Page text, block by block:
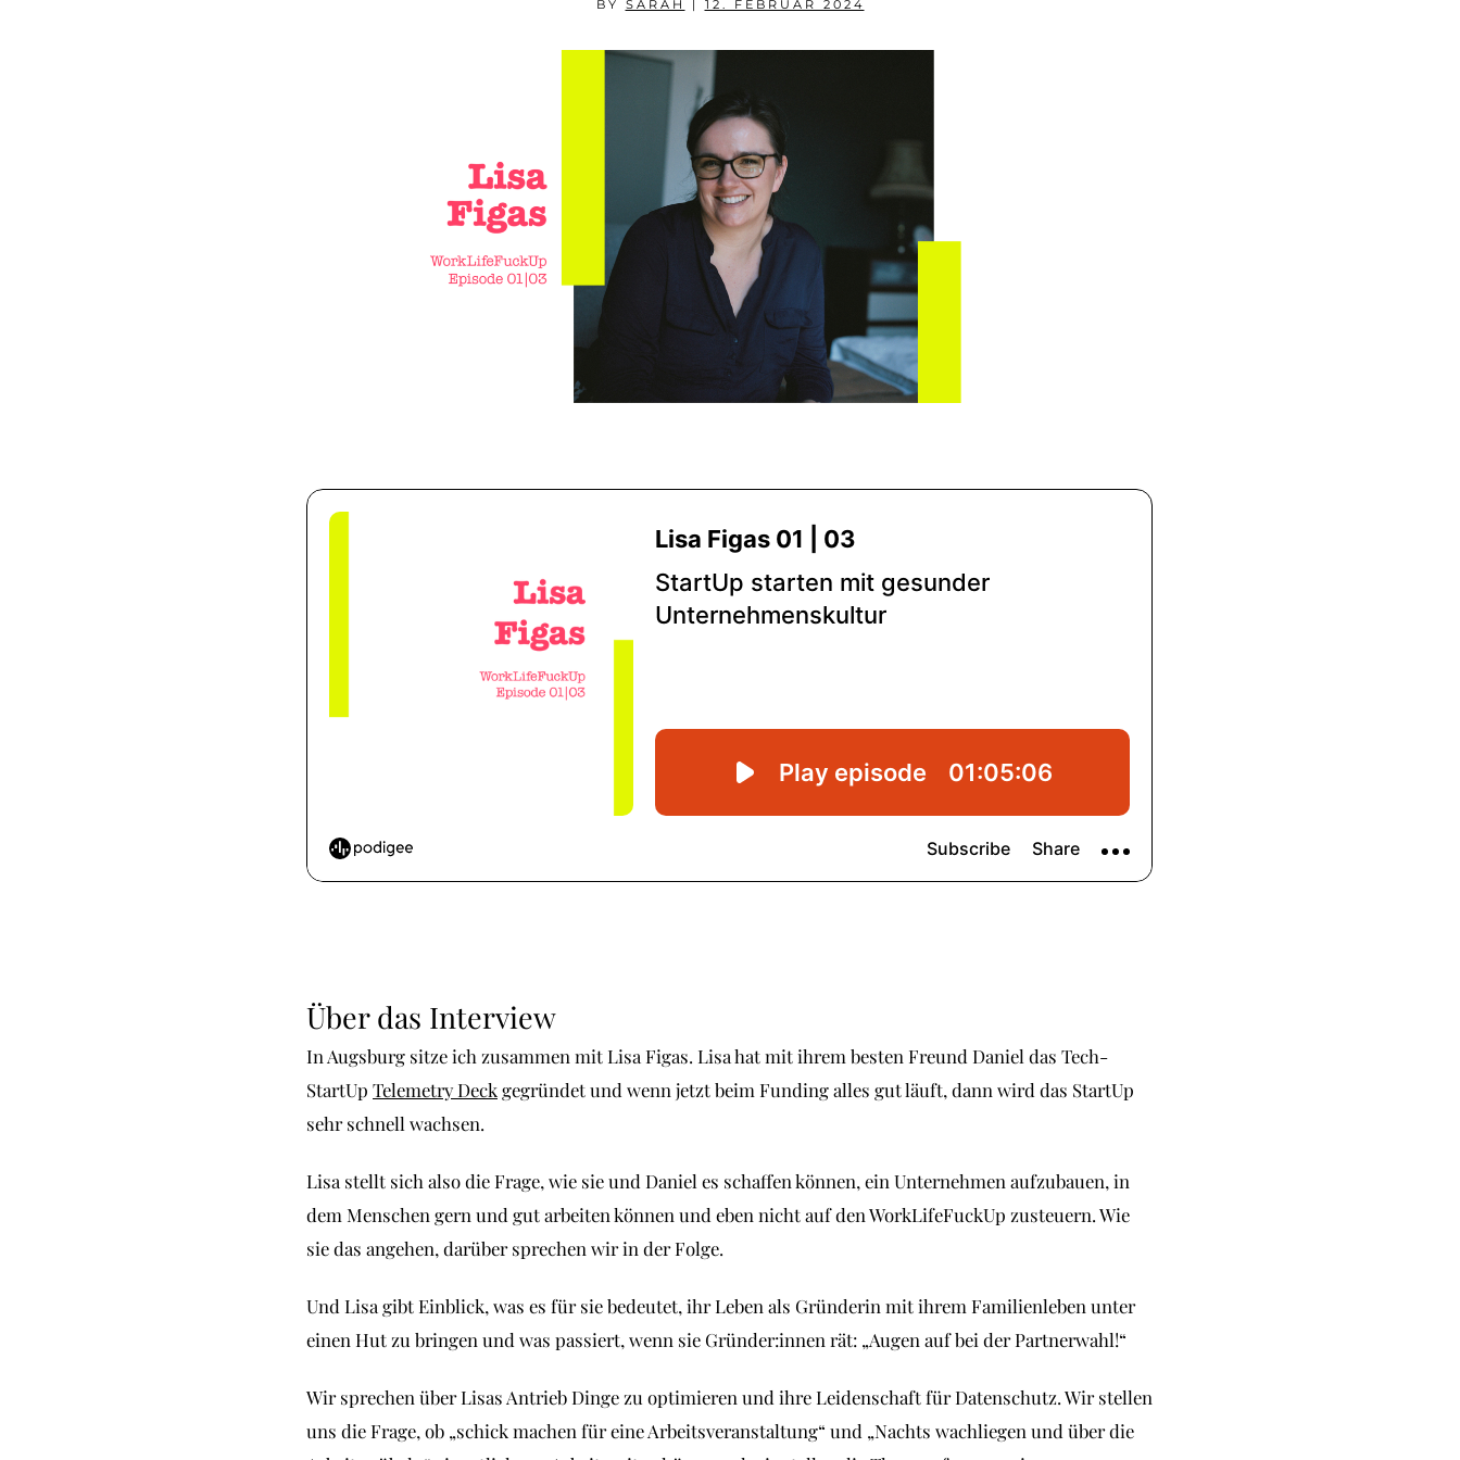
BY SARAH 12. FEBRUAR 2024
Über das Interview
In Augsburg sitze ich zusammen mit Lisa Figas. Lisa hat mit ihrem besten Freund Daniel das Tech-
StartUp Telemetry Deckgegründet und wenn jetzt beim Funding alles gut läuft, dann wird das StartUp
sehr schnell wachsen.
Lisa stellt sich also die Frage, wie sie und Daniel es schaffen können, ein Unternehmen aufzubauen, in
dem Menschen gern und gut arbeiten können und eben nicht auf den WorkLifeFuckUp zusteuern. Wie
sie das angehen, darüber sprechen wir in der Folge.
Und Lisa gibt Einblick, was es für sie bedeutet, ihr Leben als Gründerin mit ihrem Familienleben unter
einen Hut zu bringen und was passiert, wenn sie Gründer:innen rät: „Augen auf bei der Partnerwahl!“
Wir sprechen über Lisas Antrieb Dinge zu optimieren und ihre Leidenschaft für Datenschutz. Wir stellen
uns die Frage, ob „schick machen für eine Arbeitsveranstaltung“ und „Nachts wachliegen und über die